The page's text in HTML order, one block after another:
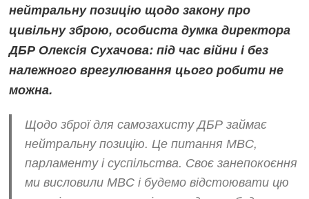
нейтральну позицію щодо закону про
цивільну зброю, особиста думка директора
ДБР Олексія Сухачова: під час війни і без
належного врегулювання цього робити не
можна.
Щодо зброї для самозахисту ДБР займає
нейтральну позицію. Це питання МВС,
парламенту і суспільства. Своє занепокоєння
ми висловили МВС і будемо відстоювати цю